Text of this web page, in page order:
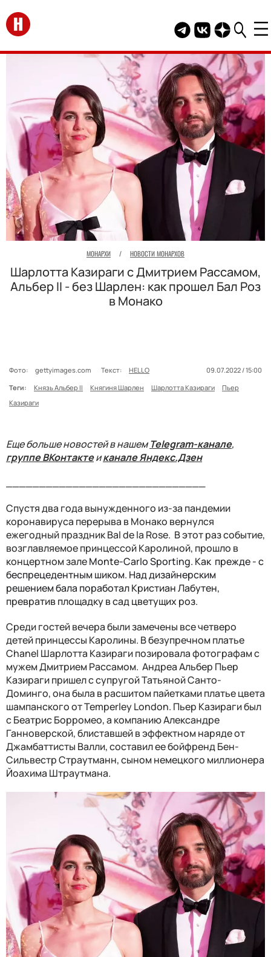
Перейти на главную
Telegram канал
Группа HELLO
Канал
МОНАРХИ / НОВОСТИ МОНАРХОВ
Шарлотта Казираги с Дмитрием Рассамом,
Альбер II - без Шарлен: как прошел Бал Роз
в Монако
Фото: gettyimages.com Текст: HELLO
09.07.2022 / 15:00
Теги:
Князь Альбер II Княгиня Шарлен Шарлотта Казираги
Пьер
Казираги
Еще больше новостей в нашемTelegram-канале,
группе ВКонтактеиканале Яндекс.Дзен
Спустя два года вынужденного из-за пандемии
коронавируса перерыва в Монако вернулся
ежегодный праздник Bal de la Rose. В этот раз событие,
возглавляемое принцессой Каролиной, прошло в
концертном залеMonte-Carlo Sporting. Как прежде - с
беспрецедентным шиком. Над дизайнерским
решением бала поработалКристиан Лабутен,
превратив площадку в сад цветущих роз.
Среди гостей вечера были замечены все четверо
детей принцессы Каролины. В безупречном платье
Chanel Шарлотта Казираги позировала фотографам с
мужем Дмитрием Рассамом. Андреа Альбер Пьер
Казираги пришел с супругой Татьяной Санто-
Доминго, она была в расшитом пайетками платье цвета
шампанского от Temperley London. Пьер Казираги был
с Беатрис Борромео, а компанию Александре
Ганноверской, блиставшей в эффектном наряде от
Джамбаттисты Валли, составил ее бойфренд Бен-
Сильвестр Страутманн, сыном немецкого миллионера
Йоахима Штраутмана.